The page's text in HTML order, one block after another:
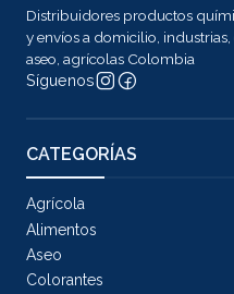
Distribuidores productos
y envíos a domicilio,
aseo, agrícolas Colombia
Síguenos
CATEGORÍAS
Agrícola
Alimentos
Aseo
Colorantes